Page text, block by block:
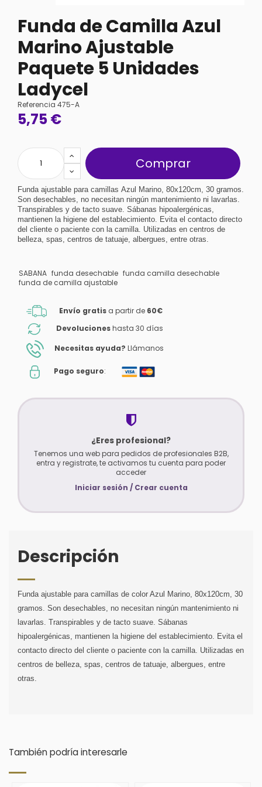
Funda de Camilla Azul
Marino Ajustable
Paquete 5 Unidades
Ladycel
Referencia 475-A
5,75 €
Comprar
Funda ajustable para camillas Azul Marino, 80x120cm, 30 gramos.
Son desechables, no necesitan ningún mantenimiento ni lavarlas.
Transpirables y de tacto suave. Sábanas hipoalergénicas,
mantienen la higiene del establecimiento. Evita el contacto directo
del cliente o paciente con la camilla. Utilizadas en centros de
belleza, spas, centros de tatuaje, albergues, entre otras.
SABANA funda desechable funda camilla desechable
funda de camilla ajustable
Envío gratis a partir de 60€
Devolucioneshasta 30 días
Necesitas ayuda? Llámanos
Pago seguro:
¿Eres profesional?
Tenemos una web para pedidos de profesionales B2B,
entra y registrate, te activamos tu cuenta para poder
acceder
Iniciar sesión / Crear cuenta
Descripción
Funda ajustable para camillas de color Azul Marino, 80x120cm, 30
gramos. Son desechables, no necesitan ningún mantenimiento ni
lavarlas. Transpirables y de tacto suave. Sábanas
hipoalergénicas, mantienen la higiene del establecimiento. Evita el
contacto directo del cliente o paciente con la camilla. Utilizadas en
centros de belleza, spas, centros de tatuaje, albergues, entre
otras.
También podría interesarle